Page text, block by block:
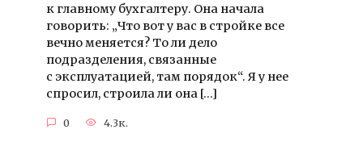
к главному бухгалтеру. Она начала
говорить: „Что вот у вас в стройке все
вечно меняется? То ли дело
подразделения, связанные
с эксплуатацией, там порядок“. Я у нее
спросил, строила ли она […]
0 4.3к.